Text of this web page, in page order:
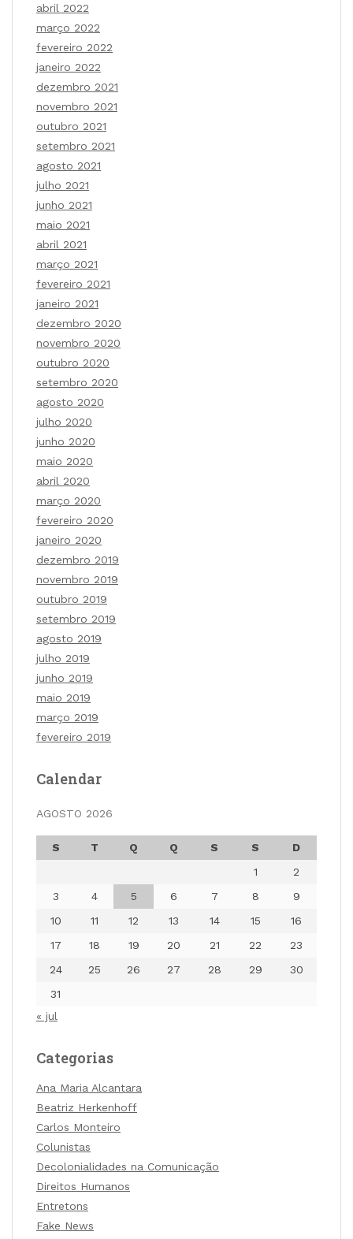
abril 2022
março 2022
fevereiro 2022
janeiro 2022
dezembro 2021
novembro 2021
outubro 2021
setembro 2021
agosto 2021
julho 2021
junho 2021
maio 2021
abril 2021
março 2021
fevereiro 2021
janeiro 2021
dezembro 2020
novembro 2020
outubro 2020
setembro 2020
agosto 2020
julho 2020
junho 2020
maio 2020
abril 2020
março 2020
fevereiro 2020
janeiro 2020
dezembro 2019
novembro 2019
outubro 2019
setembro 2019
agosto 2019
julho 2019
junho 2019
maio 2019
março 2019
fevereiro 2019
Calendar
AGOSTO 2026
S T Q Q S S
D
1
2
3
4 5 6 7 8
9
10
11 12 13 14 15
16
17
18 19 20 21 22
23
24
25 26 27 28 29
30
31
« jul
Categorias
Ana Maria Alcantara
Beatriz Herkenhoff
Carlos Monteiro
Colunistas
Decolonialidades na Comunicação
Direitos Humanos
Entretons
Fake News